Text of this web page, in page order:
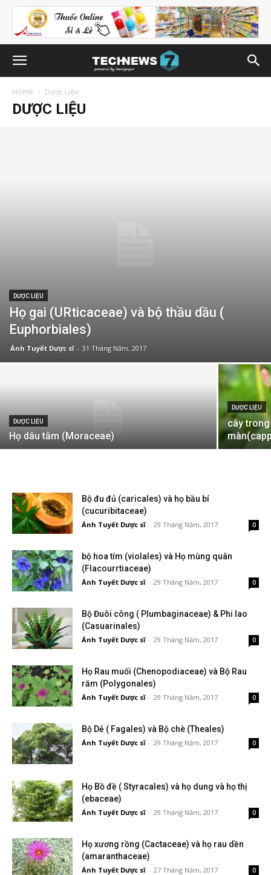
Home Dược Liệu
DƯỢC LIỆU
DƯỢC LIỆU
Họ gai (URticaceae) và bộ thầu dầu (
Euphorbiales)
Ánh Tuyết Dược sĩ - 31 Tháng Năm, 2017
DƯỢC LIỆU
Họ dâu tằm (Moraceae)
DƯỢC LIỆU
cây
Bộ đu đủ (caricales) và họ bầu bí
(cucuribitaceae)
Ánh Tuyết Dược sĩ - 29 Tháng Năm, 2017 0
bộ hoa tím (violales) và Họ mùng quân
(Flacourrtiaceae)
Ánh Tuyết Dược sĩ - 29 Tháng Năm, 2017 0
Bộ Đuôi công ( Plumbaginaceae) & Phi lao
(Casuarinales)
Ánh Tuyết Dược sĩ - 29 Tháng Năm, 2017 0
Họ Rau muối (Chenopodiaceae) và Bộ Rau
răm (Polygonales)
Ánh Tuyết Dược sĩ - 29 Tháng Năm, 2017 0
Bộ Dẻ ( Fagales) và Bộ chè (Theales)
Ánh Tuyết Dược sĩ - 29 Tháng Năm, 2017 0
Họ Bồ đề ( Styracales) và họ dung và họ thị
(ebaceae)
Ánh Tuyết Dược sĩ - 29 Tháng Năm, 2017 0
Họ xương rồng (Cactaceae) và họ rau dền
(amaranthaceae)
Ánh Tuyết Dược sĩ - 27 Tháng Năm, 2017 0